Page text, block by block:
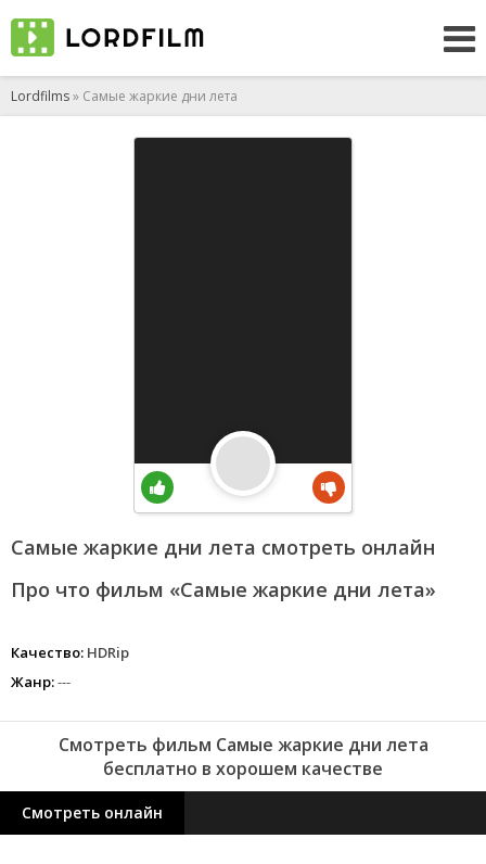
Lordfilms» Самые жаркие дни лета
Самые жаркие дни лета смотреть онлайн
Про что фильм «Самые жаркие дни лета»
Качество: HDRip
Жанр:---
Смотреть фильм Самые жаркие дни лета
бесплатно в хорошем качестве
Смотреть онлайн